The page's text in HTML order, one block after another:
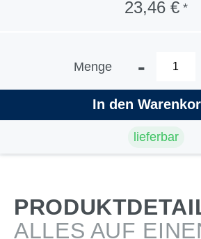
23,46 €*
Menge -
In den
lieferbar
ALLES AUF